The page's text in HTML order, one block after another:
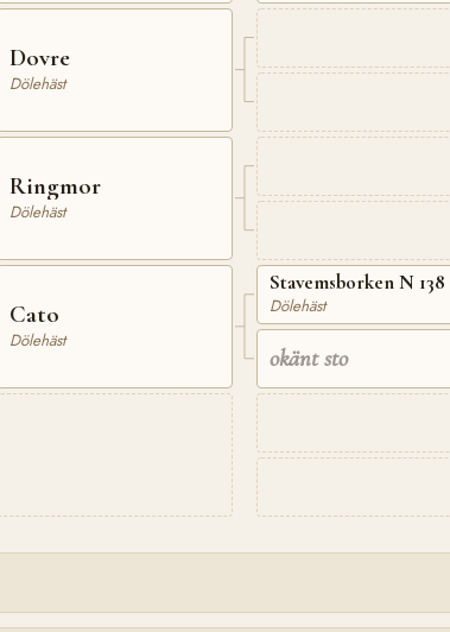
Dovre
Dölehäst
Ringmor
Dölehäst
Cato
Dölehäst
Stavemsborken N 138
Dölehäst
okänt sto